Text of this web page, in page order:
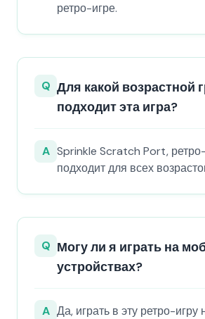
ретро-игре.
Q Для какой возрастной
подходит эта игра?
A Sprinkle Scratch Port,
подходит для всех
Q Могу ли я играть на
устройствах?
A Да, играть в эту ретро-